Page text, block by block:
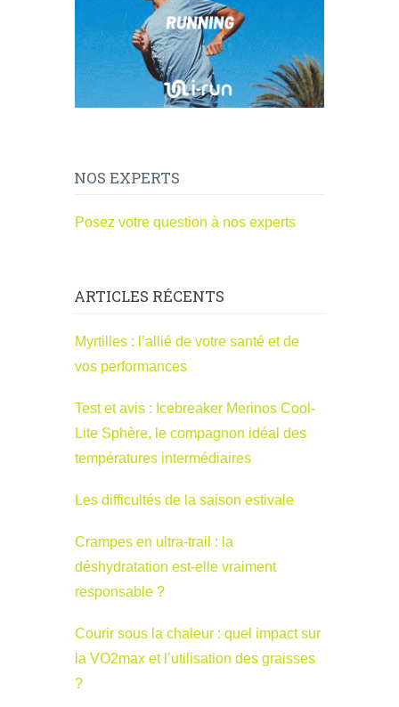
NOS EXPERTS
Posez votre question à nos experts
ARTICLES RÉCENTS
Myrtilles : l’allié de votre santé et de
vos performances
Test et avis : Icebreaker Merinos Cool-
Lite Sphère, le compagnon idéal des
températures intermédiaires
Les difficultés de la saison estivale
Crampes en ultra-trail : la
déshydratation est-elle vraiment
responsable ?
Courir sous la chaleur : quel impact sur
la VO2max et l’utilisation des graisses
?